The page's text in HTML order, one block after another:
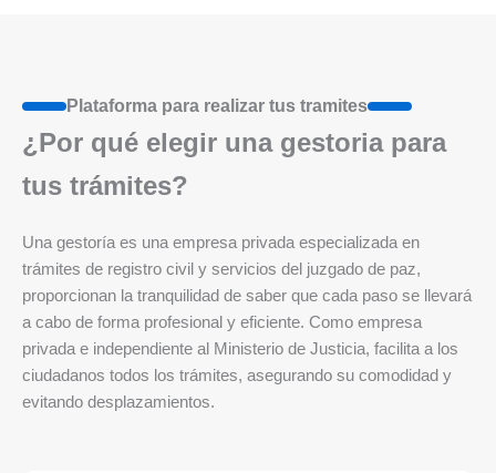
Plataforma para realizar tus tramites
¿Por qué elegir una gestoria para
tus trámites?
Una gestoría es una empresa privada especializada en
trámites de registro civil y servicios del juzgado de paz,
proporcionan la tranquilidad de saber que cada paso se llevará
a cabo de forma profesional y eficiente. Como empresa
privada e independiente al Ministerio de Justicia, facilita a los
ciudadanos todos los trámites, asegurando su comodidad y
evitando desplazamientos.